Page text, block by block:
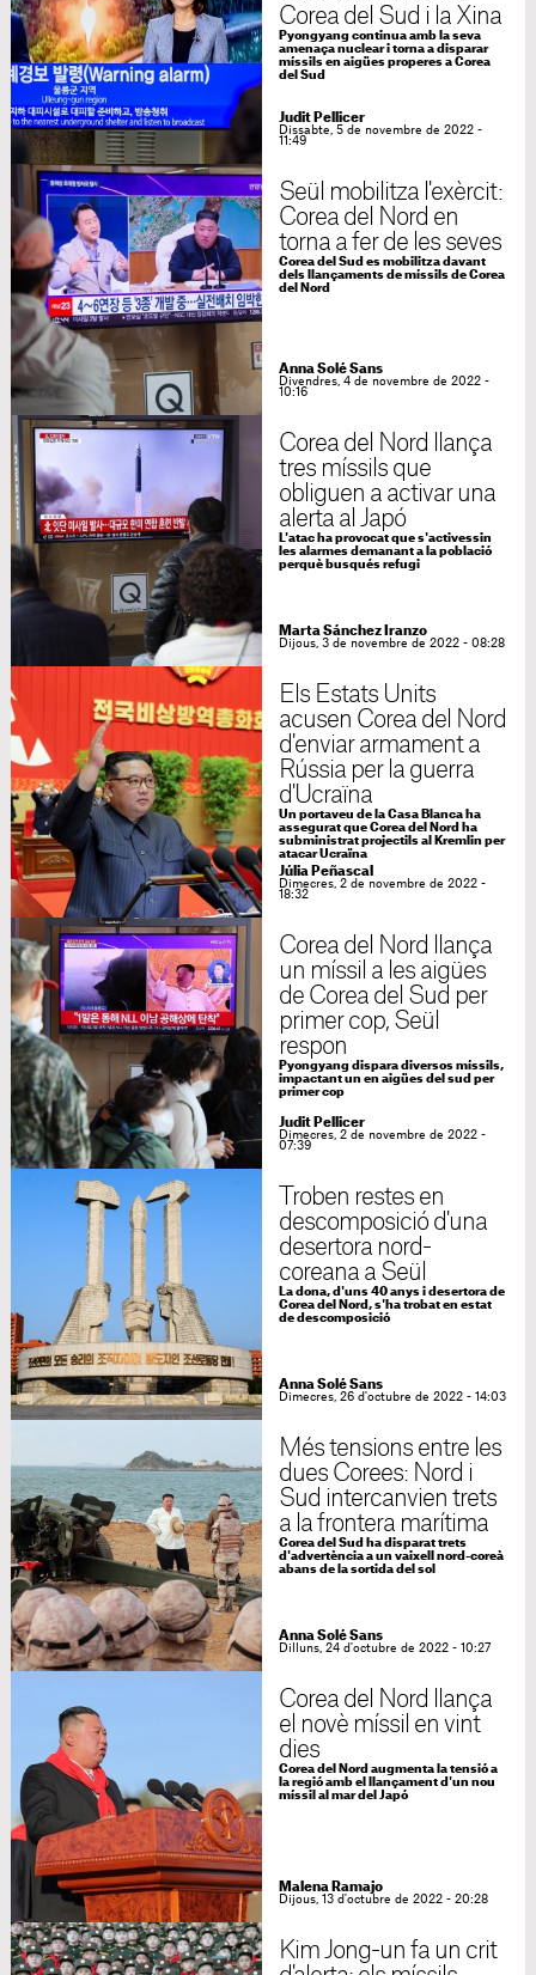
Corea del Sud i la Xina
Pyongyang continua amb la seva
amenaça nuclear i torna a disparar
míssils en aigües properes a Corea
del Sud
Judit Pellicer
Dissabte, 5 de novembre de 2022 -
11:49
Seül mobilitza l'exèrcit:
Corea del Nord en
torna a fer de les seves
Corea del Sud es mobilitza davant
dels llançaments de míssils de Corea
del Nord
Anna Solé Sans
Divendres, 4 de novembre de 2022 -
10:16
Corea del Nord llança
tres míssils que
obliguen a activar una
alerta al Japó
L'atac ha provocat que s'activessin
les alarmes demanant a la població
perquè busqués refugi
Marta Sánchez Iranzo
Dijous, 3 de novembre de 2022 - 08:28
Els Estats Units
acusen Corea del Nord
d'enviar armament a
Rússia per la guerra
d'Ucraïna
Un portaveu de la Casa Blanca ha
assegurat que Corea del Nord ha
subministrat projectils al Kremlin per
atacar Ucraïna
Júlia Peñascal
Dimecres, 2 de novembre de 2022 -
18:32
Corea del Nord llança
un míssil a les aigües
de Corea del Sud per
primer cop, Seül
respon
Pyongyang dispara diversos míssils,
impactant un en aigües del sud per
primer cop
Judit Pellicer
Dimecres, 2 de novembre de 2022 -
07:39
Troben restes en
descomposició d'una
desertora nord-
coreana a Seül
La dona, d'uns 40 anys i desertora de
Corea del Nord, s'ha trobat en estat
de descomposició
Anna Solé Sans
Dimecres, 26 d'octubre de 2022 - 14:03
Més tensions entre les
dues Corees: Nord i
Sud intercanvien trets
a la frontera marítima
Corea del Sud ha disparat trets
d'advertència a un vaixell nord-coreà
abans de la sortida del sol
Anna Solé Sans
Dilluns, 24 d'octubre de 2022 - 10:27
Corea del Nord llança
el novè míssil en vint
dies
Corea del Nord augmenta la tensió a
la regió amb el llançament d'un nou
míssil al mar del Japó
Malena Ramajo
Dijous, 13 d'octubre de 2022 - 20:28
Kim Jong-un fa un crit